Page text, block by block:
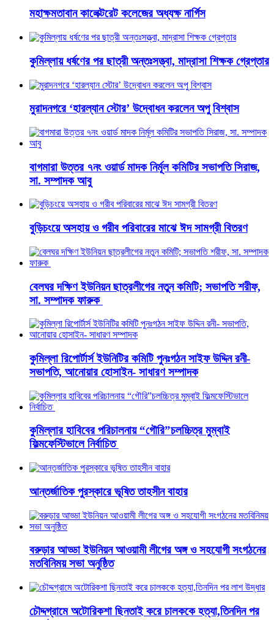
মহাক্ষমতাবান কালেক্টরেট কলেজের অধ্যক্ষ নার্গিস
কুমিল্লায় ধর্ষণের পর ছাত্রী অন্তঃসত্ত্বা, মাদ্রাসা শিক্ষক গ্রেপ্তার
মুরাদনগরে ‘হারল্যান স্টোর’ উদ্বোধন করলেন অপু বিশ্বাস
বাগমারা উত্তর ৭নং ওয়ার্ড মাদক নির্মূল কমিটির সভাপতি সিরাজ,
সা. সম্পাদক আবু
বুড়িচংয়ে অসহায় ও গরীব পরিবারের মাঝে ঈদ সামগ্রী বিতরণ
বেলঘর দক্ষিণ ইউনিয়ন ছাত্রলীগের নতুন কমিটি; সভাপতি শরীফ,
সা. সম্পাদক ফারুক
কুমিল্লা রিপোর্টার্স ইউনিটির কমিটি পুনঃগঠন সাইফ উদ্দিন রনী-
সভাপতি, আনোয়ার হোসাইন- সাধারণ সম্পাদক
কুমিল্লার হাবিবের পরিচালনায় “গৌরি”চলচ্চিত্র মুম্বাই
ফিল্মফেস্টিভালে নির্বাচিত
আন্তর্জাতিক পুরস্কারে ভূষিত তাহসীন বাহার
বরুড়ার আড্ডা ইউনিয়ন আওয়ামী লীগের অঙ্গ ও সহযোগী সংগঠনের
মতবিনিময় সভা অনুষ্ঠিত
চৌদ্দগ্রামে অটোরিকশা ছিনতাই করে চালককে হত্যা,তিনদিন পর